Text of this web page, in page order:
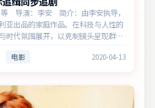
导演：李安 简介：由李安执导，
亚出品的家庭作品。在科技与人性的
时代氛围展开，以克制镜头呈现群像
电影 2020-04-13